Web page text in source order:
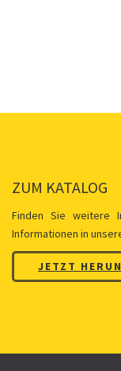
ZUM KATALOG
Finden Sie weitere
Informationen in
JETZT